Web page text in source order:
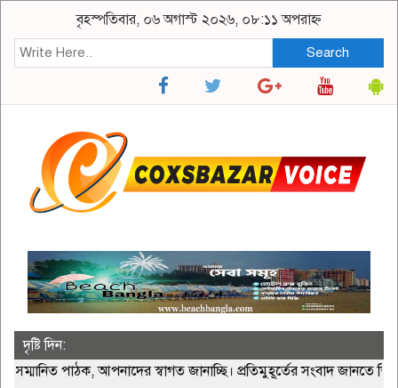
বৃহস্পতিবার, ০৬ অগাস্ট ২০২৬, ০৮:১১ অপরাহ্ন
Search
দৃষ্টি দিন:
পাঠক, আপনাদের স্বাগত জানাচ্ছি। প্রতিমুহূর্তের সংবাদ জানতে